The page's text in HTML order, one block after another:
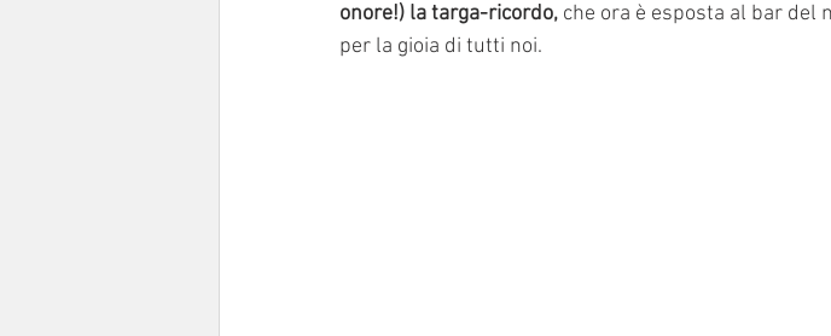
onore!) la targa-ricordo, che ora è esposta al bar del
per la gioia di tutti noi.